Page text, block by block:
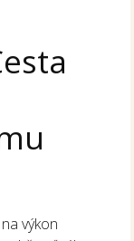
výkon